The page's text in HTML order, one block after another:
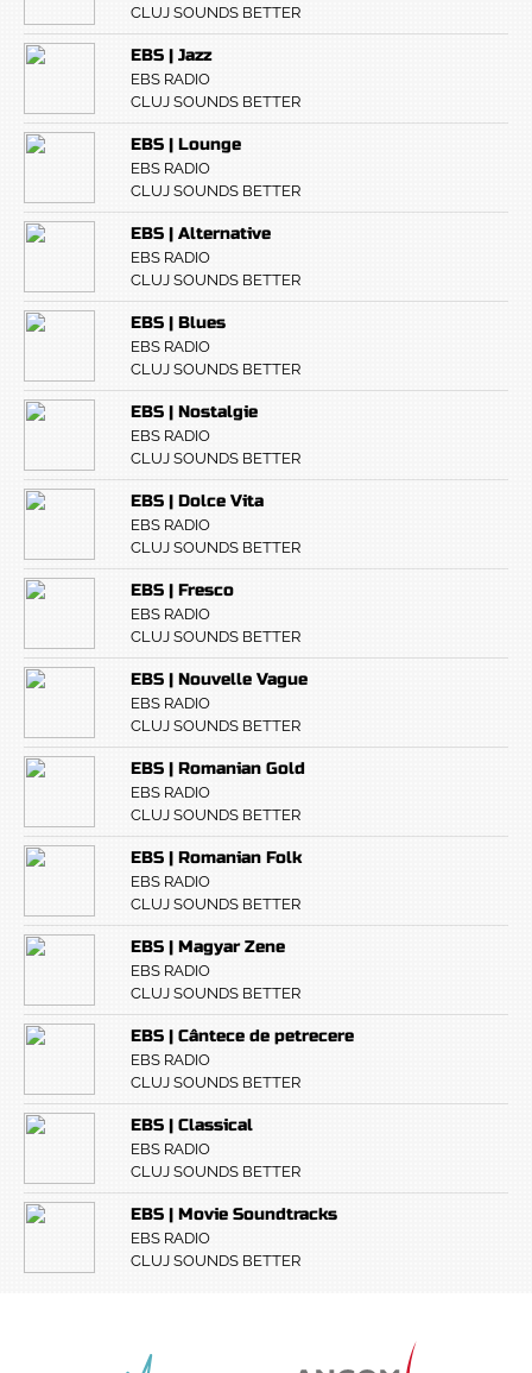
CLUJ SOUNDS BETTER
EBS | Jazz
EBS RADIO
CLUJ SOUNDS BETTER
EBS | Lounge
EBS RADIO
CLUJ SOUNDS BETTER
EBS | Alternative
EBS RADIO
CLUJ SOUNDS BETTER
EBS | Blues
EBS RADIO
CLUJ SOUNDS BETTER
EBS | Nostalgie
EBS RADIO
CLUJ SOUNDS BETTER
EBS | Dolce Vita
EBS RADIO
CLUJ SOUNDS BETTER
EBS | Fresco
EBS RADIO
CLUJ SOUNDS BETTER
EBS | Nouvelle Vague
EBS RADIO
CLUJ SOUNDS BETTER
EBS | Romanian Gold
EBS RADIO
CLUJ SOUNDS BETTER
EBS | Romanian Folk
EBS RADIO
CLUJ SOUNDS BETTER
EBS | Magyar Zene
EBS RADIO
CLUJ SOUNDS BETTER
EBS | Cântece de petrecere
EBS RADIO
CLUJ SOUNDS BETTER
EBS | Classical
EBS RADIO
CLUJ SOUNDS BETTER
EBS | Movie Soundtracks
EBS RADIO
CLUJ SOUNDS BETTER